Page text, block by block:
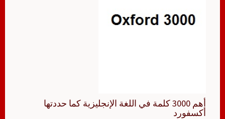
أهم 3000 كلمة في اللغة الإنجليزية كما حددتها
أكسفورد